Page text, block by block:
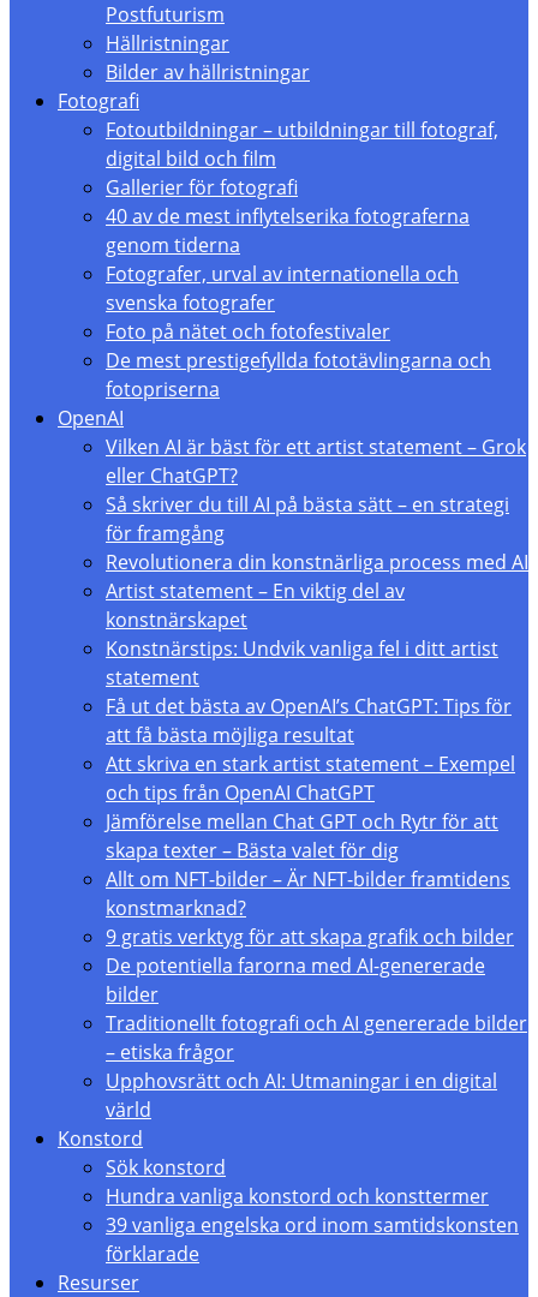
Postfuturism
Hällristningar
Bilder av hällristningar
Fotografi
Fotoutbildningar – utbildningar till fotograf,
digital bild och film
Gallerier för fotografi
40 av de mest inflytelserika fotograferna
genom tiderna
Fotografer, urval av internationella och
svenska fotografer
Foto på nätet och fotofestivaler
De mest prestigefyllda fototävlingarna och
fotopriserna
OpenAI
Vilken AI är bäst för ett artist statement – Grok
eller ChatGPT?
Så skriver du till AI på bästa sätt – en strategi
för framgång
Revolutionera din konstnärliga process med AI
Artist statement – En viktig del av
konstnärskapet
Konstnärstips: Undvik vanliga fel i ditt artist
statement
Få ut det bästa av OpenAI’s ChatGPT: Tips för
att få bästa möjliga resultat
Att skriva en stark artist statement – Exempel
och tips från OpenAI ChatGPT
Jämförelse mellan Chat GPT och Rytr för att
skapa texter – Bästa valet för dig
Allt om NFT-bilder – Är NFT-bilder framtidens
konstmarknad?
9 gratis verktyg för att skapa grafik och bilder
De potentiella farorna med AI-genererade
bilder
Traditionellt fotografi och AI genererade bilder
– etiska frågor
Upphovsrätt och AI: Utmaningar i en digital
värld
Konstord
Sök konstord
Hundra vanliga konstord och konsttermer
39 vanliga engelska ord inom samtidskonsten
förklarade
Resurser